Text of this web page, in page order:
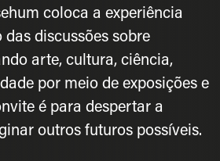
coloca a experiência
discussões sobre
arte, cultura, ciência,
por meio de exposições e
é para despertar a
outros futuros possíveis.